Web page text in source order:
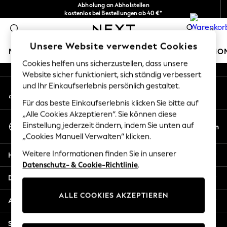
Abholung an Abholstellen
kostenlos bei Bestellungen ab 40 €*
Problemlose Rückgaben*
0
MÄDCHEN JUNGEN BABY DAMEN HERREN
HOLIDAY SHOP
Women's Holiday Shop
All Swimwear
All Beachwear
Bags & Accessories
Beach Dresses & Kaftans
Dresses
Flip Flops
Linen Collection
Sandals
Shorts
An error occurred on client
Unsere sozialen Netzwerke
Mein Konto
Melden Sie sich bei Ihrem Konto an
Sprache Auswählen
Deutsch
En
Hilfe
Datenschutz und Rechtliches
Abteilungen
Sonstige Dienstleistungen
Unsere Website verwendet Cookies
Cookies helfen uns sicherzustellen, dass unsere
Website sicher funktioniert, sich ständig verbessert
und Ihr Einkaufserlebnis persönlich gestaltet.
Für das beste Einkaufserlebnis klicken Sie bitte auf
„Alle Cookies Akzeptieren“. Sie können diese
Einstellung jederzeit ändern, indem Sie unten auf
„Cookies Manuell Verwalten“ klicken.
Weitere Informationen finden Sie in unserer
Datenschutz- & Cookie-Richtlinie.
ALLE COOKIES AKZEPTIEREN